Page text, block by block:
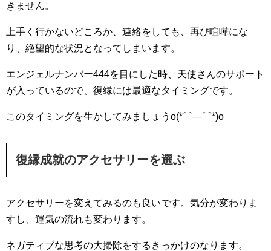
きません。
上手く行かないどころか、連絡をしても、再び喧嘩にな
り、絶望的な状況となってしまいます。
エンジェルナンバー444を目にした時、天使さんのサポート
が入っているので、復縁には最適なタイミングです。
このタイミングを生かしてみましょうo(*⌒―⌒*)o
復縁成就のアクセサリーを選ぶ
アクセサリーを変えてみるのも良いです。気分が変わりま
すし、運気の流れも変わります。
ネガティブな思考の大掃除をするきっかけのなります。